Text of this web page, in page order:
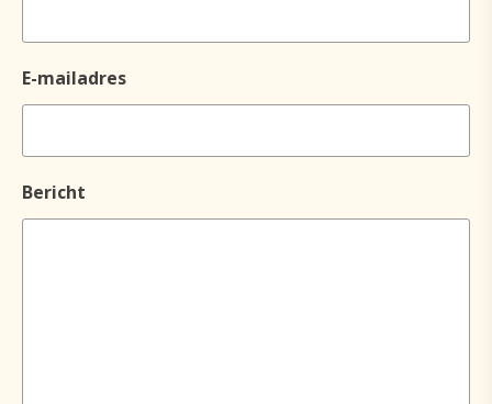
E-mailadres
Bericht